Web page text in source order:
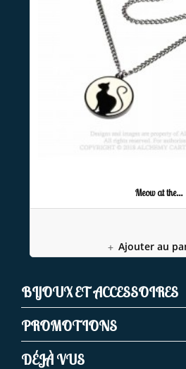
Meow at the...
Ajouter au
BIJOUX ET ACCESSOIRES
PROMOTIONS
DÉJÀ VUS